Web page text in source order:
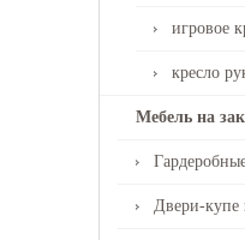
игровое
кресло
Мебель на
Двери-купе